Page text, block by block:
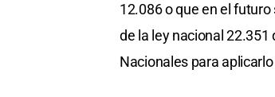
12.086 o que en el
de la ley nacional
Nacionales para